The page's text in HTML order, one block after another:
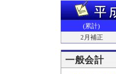
(累計)
2月補正
一般会計